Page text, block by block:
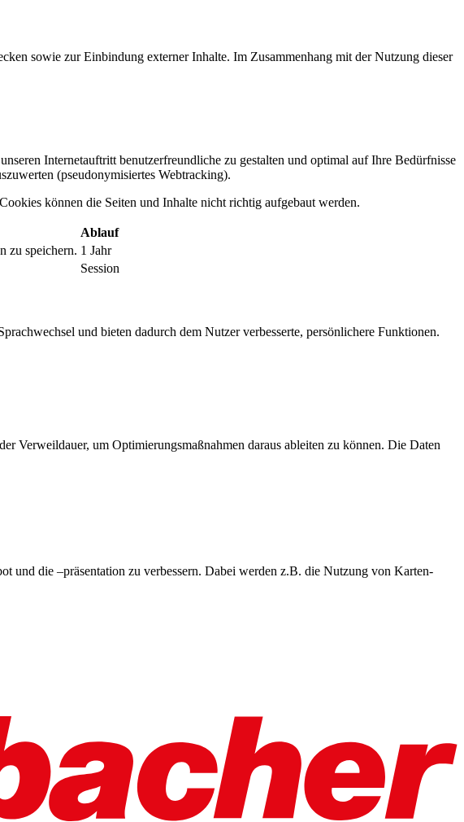
sowie zur Einbindung externer Inhalte. Im Zusammenhang mit der Nutzung dieser
Internetauftritt benutzerfreundliche zu gestalten und optimal auf Ihre Bedürfnisse
(pseudonymisiertes Webtracking).
können die Seiten und Inhalte nicht richtig aufgebaut werden.
Ablauf
zu speichern. 1 Jahr
Session
und bieten dadurch dem Nutzer verbesserte, persönlichere Funktionen.
Verweildauer, um Optimierungsmaßnahmen daraus ableiten zu können. Die Daten
und die –präsentation zu verbessern. Dabei werden z.B. die Nutzung von Karten-